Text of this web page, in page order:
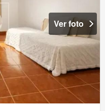
Ver foto